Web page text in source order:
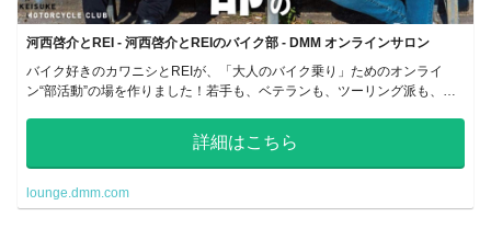
河西啓介とREI - 河西啓介とREIのバイク部 - DMM オンラインサロン
バイク好きのカワニシとREIが、「大人のバイク乗り」ためのオンライ
ン“部活動”の場を作りました！若手も、ベテランも、ツーリング派も、レ
詳細はこちら
lounge.dmm.com